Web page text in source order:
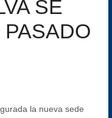
SE
la nueva sede